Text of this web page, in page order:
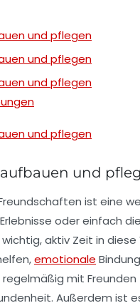
und pflegen
und pflegen
und pflegen
und pflegen
und
ist eine
oder einfach
aktiv Zeit in
emotionale
regelmäßig mit
Außerdem ist